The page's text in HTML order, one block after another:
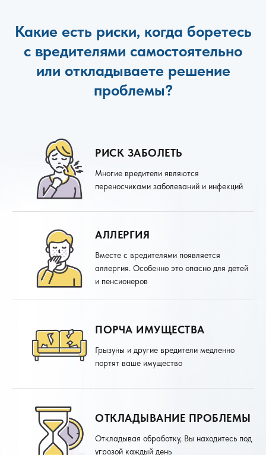
Какие есть риски, когда боретесь
с вредителями самостоятельно
или откладываете решение
проблемы?
РИСК ЗАБОЛЕТЬ
Многие вредители являются
переносчиками заболеваний и инфекций
АЛЛЕРГИЯ
Вместе с вредителями появляется
аллергия. Особенно это опасно для детей
и пенсионеров
ПОРЧА ИМУЩЕСТВА
Грызуны и другие вредители медленно
портят ваше имущество
ОТКЛАДЫВАНИЕ ПРОБЛЕМЫ
Откладывая обработку, Вы находитесь под
угрозой каждый день